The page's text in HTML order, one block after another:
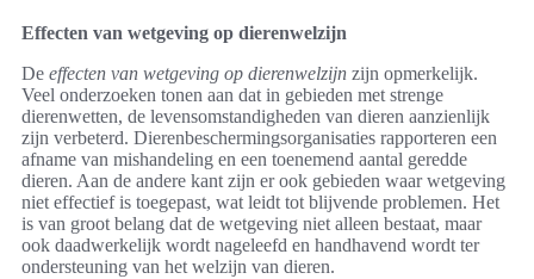
Effecten van wetgeving op dierenwelzijn
De effecten van wetgeving op dierenwelzijn zijn opmerkelijk.
Veel onderzoeken tonen aan dat in gebieden met strenge
dierenwetten, de levensomstandigheden van dieren aanzienlijk
zijn verbeterd. Dierenbeschermingsorganisaties rapporteren een
afname van mishandeling en een toenemend aantal geredde
dieren. Aan de andere kant zijn er ook gebieden waar wetgeving
niet effectief is toegepast, wat leidt tot blijvende problemen. Het
is van groot belang dat de wetgeving niet alleen bestaat, maar
ook daadwerkelijk wordt nageleefd en handhavend wordt ter
ondersteuning van het welzijn van dieren.